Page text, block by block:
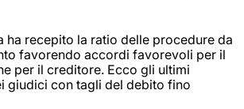
ha recepito la ratio delle procedure da
favorendo accordi favorevoli per il
per il creditore. Ecco gli ultimi
giudici con tagli del debito fino